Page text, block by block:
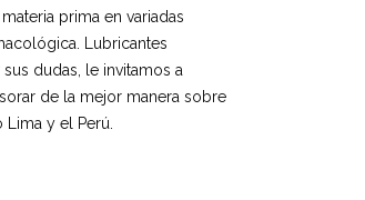
prima en variadas
Lubricantes
dudas, le invitamos a
de la mejor manera sobre
y el Perú.